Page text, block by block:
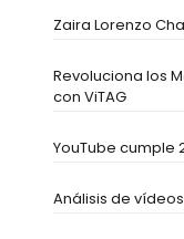
Zaira Lorenzo
Revoluciona los
con ViTAG
YouTube cumple
Análisis de